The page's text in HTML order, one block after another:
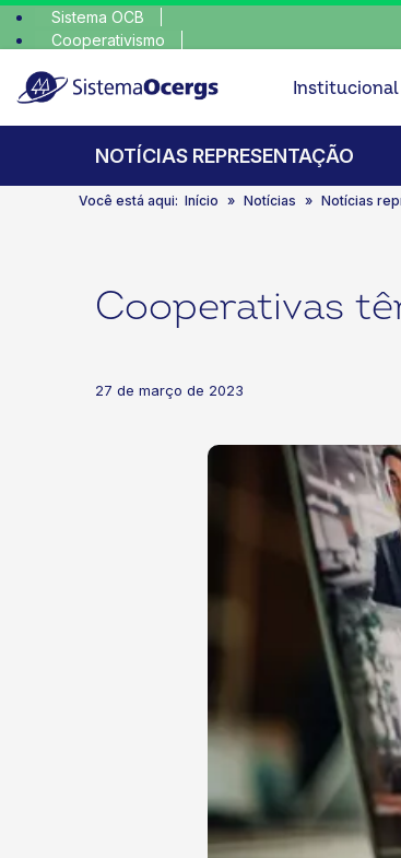
Sistema OCB
Cooperativismo
Institucional
NOTÍCIAS REPRESENTAÇÃO
Você está aqui: Início Notícias Notícias
Cooperativas
27 de março de 2023